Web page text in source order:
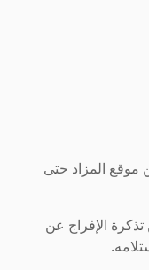
موقع المزاد حتى
الإفراج عن